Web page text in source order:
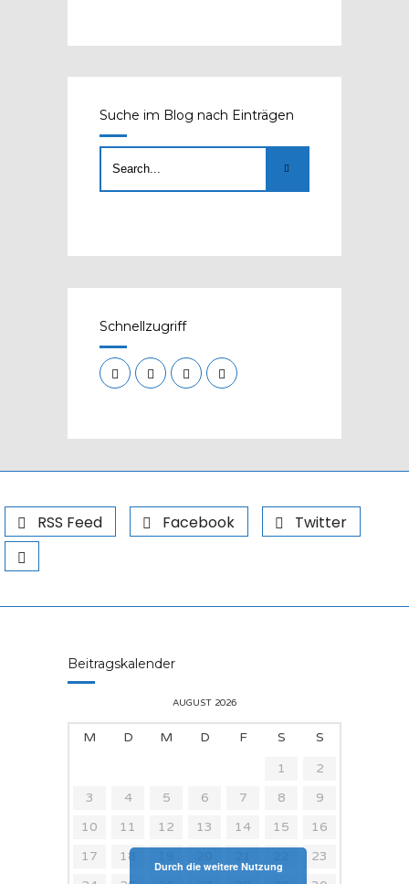
Suche im Blog nach Einträgen
Schnellzugriff
RSS Feed Facebook Twitter
Beitragskalender
AUGUST 2026
M D M D F S
S
1
2
3
4 5 6 7 8
9
10
11 12 13 14 15
16
17
18
23
Durch die weitere Nutzung